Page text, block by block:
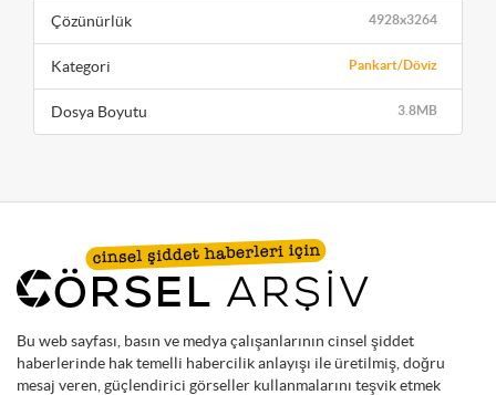
4928x3264
Çözünürlük
Pankart/Döviz
Kategori
3.8MB
Dosya Boyutu
Bu web sayfası, basın ve medya çalışanlarının cinsel şiddet
haberlerinde hak temelli habercilik anlayışı ile üretilmiş, doğru
mesaj veren, güçlendirici görseller kullanmalarını teşvik etmek